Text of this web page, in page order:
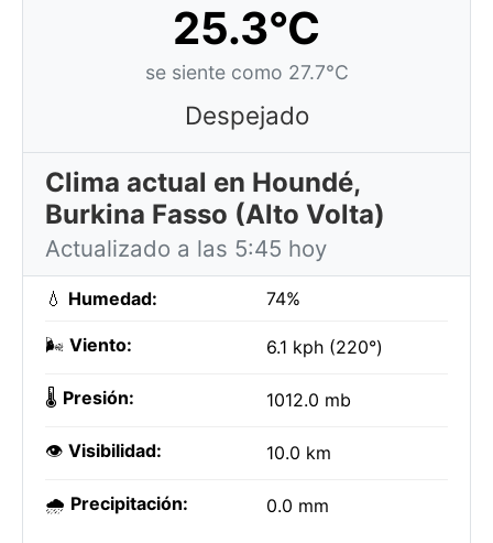
25.3°C
se siente como 27.7°C
Despejado
Clima actual en Houndé,
Burkina Fasso (Alto Volta)
Actualizado a las 5:45 hoy
💧 Humedad: 74%
🌬️ Viento: 6.1 kph (220°)
🌡️ Presión: 1012.0 mb
👁️ Visibilidad: 10.0 km
🌧️ Precipitación: 0.0 mm